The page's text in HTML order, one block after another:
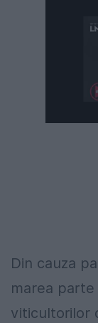
Din cauza
marea
viticultorilor